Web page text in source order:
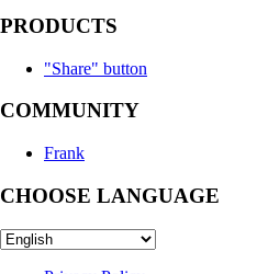
PRODUCTS
"Share" button
COMMUNITY
Frank
CHOOSE LANGUAGE